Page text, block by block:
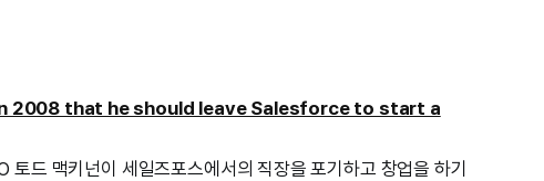
2008 that he should leave Salesforce to start a
드 맥키넌이 세일즈포스에서의 직장을 포기하고 창업을 하기